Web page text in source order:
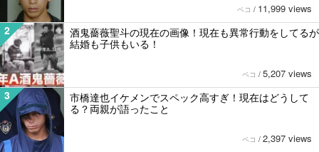
ペコ / 11,999 views
2
酒鬼薔薇聖斗の現在の画像！現在も異常行動をしてるが
結婚も子供もいる！
ペコ / 5,207 views
3
市橋達也イケメンでスペック高すぎ！現在はどうして
る？両親が語ったこと
ペコ / 2,397 views